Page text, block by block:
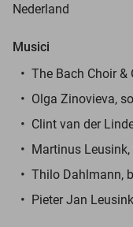
Nederland
Musici
The Bach Choir
Olga Zinovieva,
Clint van der
Martinus Leusink,
Thilo Dahlmann,
Pieter Jan